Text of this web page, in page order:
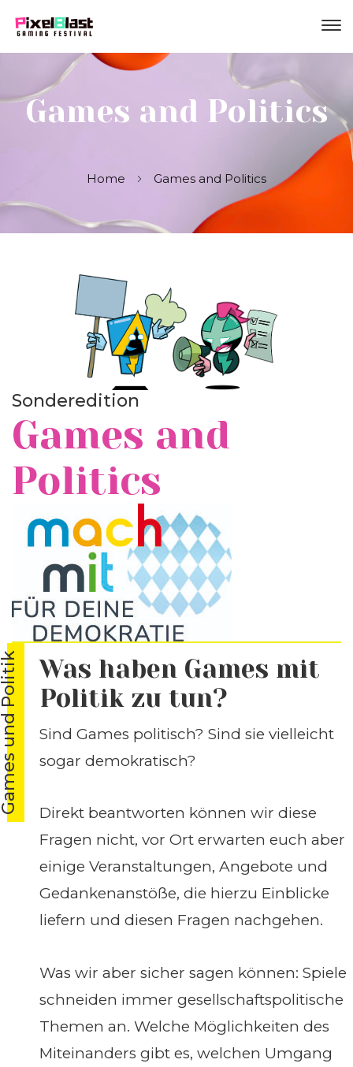
Games and Politics
Home Games and Politics
Sonderedition
Games and
Politics
Politik
Was haben Games mit
Politik zu tun?
Sind Games politisch? Sind sie vielleicht
sogar demokratisch?
Direkt beantworten können wir diese
Fragen nicht, vor Ort erwarten euch aber
einige Veranstaltungen, Angebote und
Gedankenanstöße, die hierzu Einblicke
liefern und diesen Fragen nachgehen.
Was wir aber sicher sagen können: Spiele
schneiden immer gesellschaftspolitische
Themen an. Welche Möglichkeiten des
Miteinanders gibt es, welchen Umgang